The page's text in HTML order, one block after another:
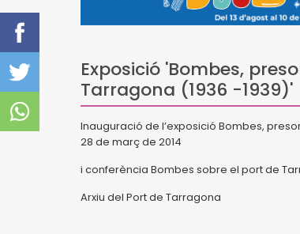
Exposició 'Bombes,
Tarragona (1936 -1939)'
Inauguració de l’exposició Bombes,
28 de març de 2014
i conferència Bombes sobre el port de
Arxiu del Port de Tarragona